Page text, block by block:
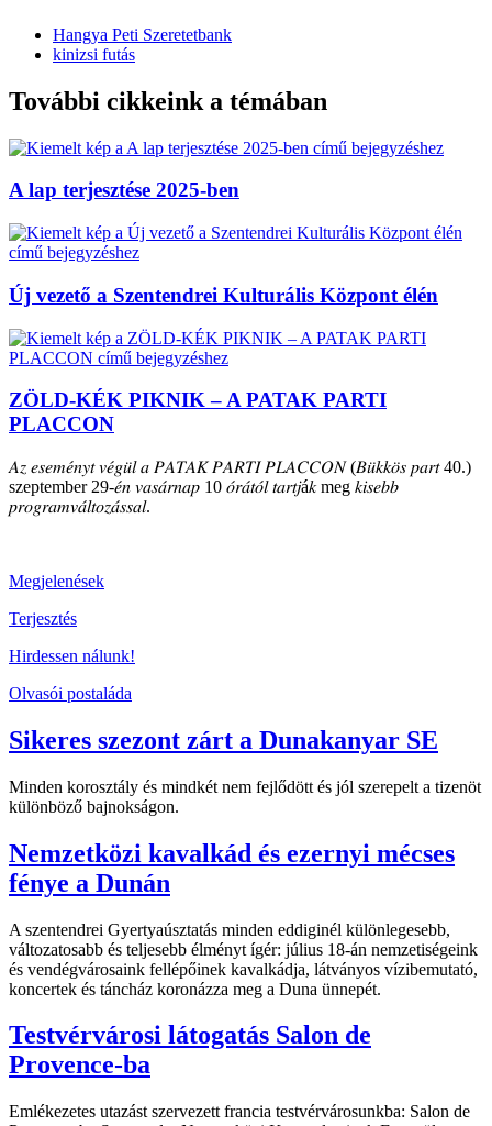
Hangya Peti Szeretetbank
kinizsi futás
További cikkeink a témában
A lap terjesztése 2025-ben
Új vezető a Szentendrei Kulturális Központ élén
ZÖLD-KÉK PIKNIK – A PATAK PARTI
PLACCON
𝐴𝑧 𝑒𝑠𝑒𝑚𝑒́𝑛𝑦𝑡 𝑣𝑒́𝑔𝑢̈𝑙 𝑎 𝑃𝐴𝑇𝐴𝐾 𝑃𝐴𝑅𝑇𝐼 𝑃𝐿𝐴𝐶𝐶𝑂𝑁 (𝐵𝑢̈𝑘𝑘𝑜̈𝑠 𝑝𝑎𝑟𝑡 40.)
szeptember 29-𝑒́𝑛 𝑣𝑎𝑠𝑎́𝑟𝑛𝑎𝑝 10 𝑜́𝑟𝑎́𝑡𝑜́𝑙 𝑡𝑎𝑟𝑡𝑗á𝑘 meg 𝑘𝑖𝑠𝑒𝑏𝑏
𝑝𝑟𝑜𝑔𝑟𝑎𝑚𝑣𝑎́𝑙𝑡𝑜𝑧𝑎́𝑠𝑠𝑎𝑙.
Megjelenések
Terjesztés
Hirdessen nálunk!
Olvasói postaláda
Sikeres szezont zárt a Dunakanyar SE
Minden korosztály és mindkét nem fejlődött és jól szerepelt a tizenöt
különböző bajnokságon.
Nemzetközi kavalkád és ezernyi mécses
fénye a Dunán
A szentendrei Gyertyaúsztatás minden eddiginél különlegesebb,
változatosabb és teljesebb élményt ígér: július 18-án nemzetiségeink
és vendégvárosaink fellépőinek kavalkádja, látványos vízibemutató,
koncertek és táncház koronázza meg a Duna ünnepét.
Testvérvárosi látogatás Salon de
Provence-ba
Emlékezetes utazást szervezett francia testvérvárosunkba: Salon de